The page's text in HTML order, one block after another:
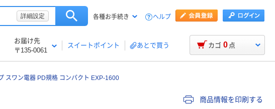
詳細設定 各種お手続き ヘルプ
お届け先
〒135-0061
スイートポイント あとで買う カゴ 0 点
スワン電器 PD規格 コンパクト EXP-1600
商品情報を印刷する